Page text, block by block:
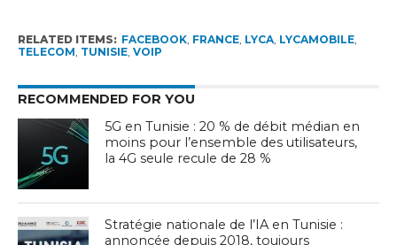
RELATED ITEMS: FACEBOOK, FRANCE, LYCA, LYCAMOBILE,
TELECOM TUNISIE, VOIP
RECOMMENDED FOR YOU
5G en Tunisie : 20 % de débit médian en
moins pour l’ensemble des utilisateurs,
la 4G seule recule de 28 %
Stratégie nationale de l’IA en Tunisie :
annoncée depuis 2018, toujours